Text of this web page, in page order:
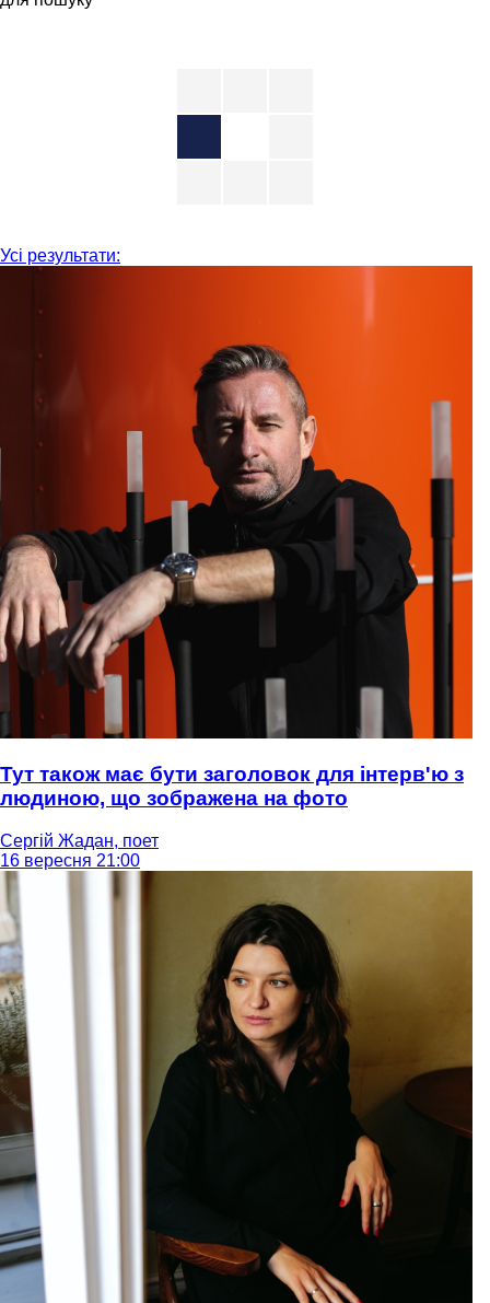
Усі результати:
Тут також має бути заголовок для інтерв'ю з
людиною, що зображена на фото
Сергій Жадан, поет
16 вересня 21:00